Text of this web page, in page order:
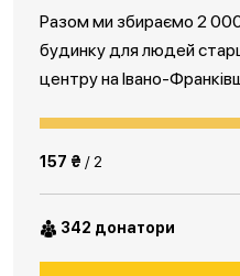
Разом ми збираємо 2
будинку для людей
центру на Івано-
157 ₴ / 2
342 донатори